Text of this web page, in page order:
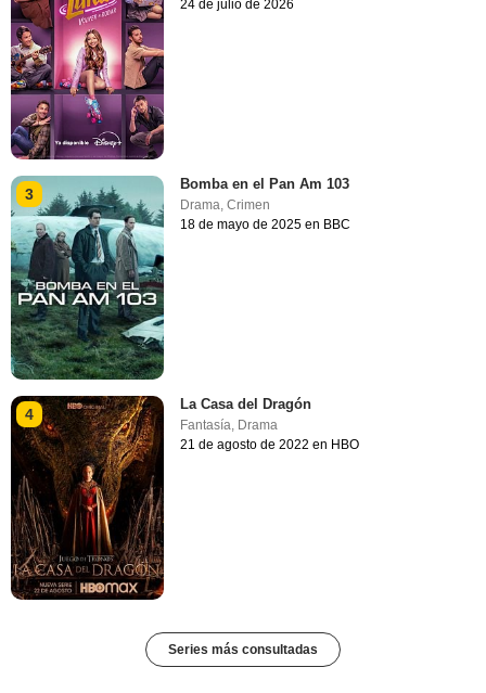
24 de julio de 2026
3
Bomba en el Pan Am 103
Drama,Crimen
18 de mayo de 2025 en BBC
4
La Casa del Dragón
Fantasía, Drama
21 de agosto de 2022 en HBO
Series más consultadas